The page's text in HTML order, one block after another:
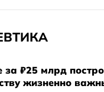
за ₽25 млрд
жизненно